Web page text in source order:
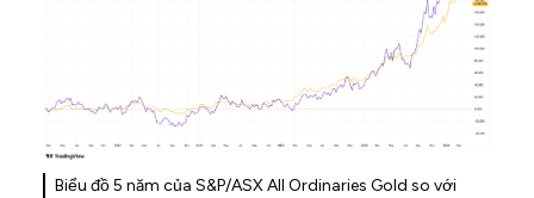
Biểu đồ 5 năm của S&P/ASX All Ordinaries Gold so với